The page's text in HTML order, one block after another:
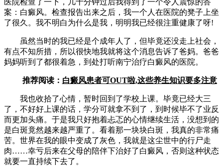
案：白癜风。检查报告出来之后，我一个人在医院的凳子上坐
了很久。我不明白为什么是我，明明我已经很注重健康了呀!
虽然当时的我已经是个成年人了，但毕竟还没走上社会，
有点不知所措，所以很快地我就将这个消息告诉了爸妈。爸爸
妈妈听到了都很着急，到处打听南宁治疗白癜风的医院。
推荐阅读： 白癜风患者可OUT啦,这些养生知识要多注意
我也收拾了心情，暂时回到了学校上课。毕竟已经大三
了，不好好上课的话，学分可就拿不到了，到时候毕不了业反
而更加头痛。于是我只好抱着忐忑的心情继续生活，没想到的
是白斑竟然越来越严重了。看着那一块块白斑，我真的非常痛
苦。世界在我的眼中变成了灰色，我就是这尘世中的行尸走
肉……幸亏后来在父母的陪伴下治好了白癜风，否则这种状态
就要一直持续下去了。